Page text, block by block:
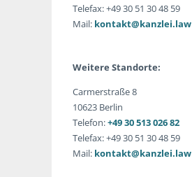
Telefax: +49 30 51 30 48 59
Mail: kontakt@kanzlei.law
Weitere Standorte:
Carmerstraße 8
10623 Berlin
Telefon:+49 30 513 026 82
Telefax: +49 30 51 30 48 59
Mail: kontakt@kanzlei.law